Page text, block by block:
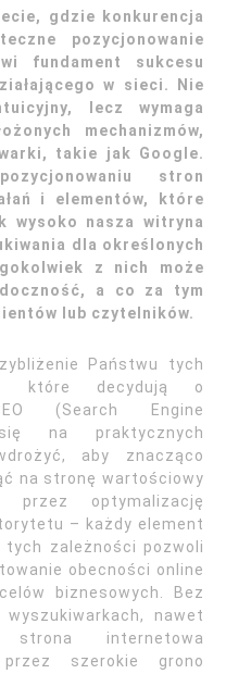
gdzie konkurencja
pozycjonowanie
fundament sukcesu
w sieci. Nie
lecz wymaga
mechanizmów,
takie jak Google.
stron
i elementów, które
wysoko nasza witryna
dla określonych
z nich może
a co za tym
lub czytelników.
Państwu tych
które decydują o
(Search Engine
na praktycznych
aby znacząco
na stronę wartościowy
optymalizację
– każdy element
tych zależności pozwoli
obecności online
biznesowych. Bez
nawet
strona internetowa
przez szerokie grono